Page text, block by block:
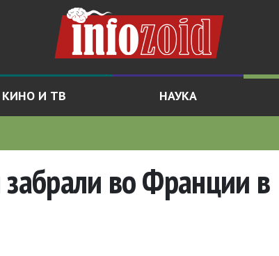
КИНО И ТВ НАУКА
во Франции в